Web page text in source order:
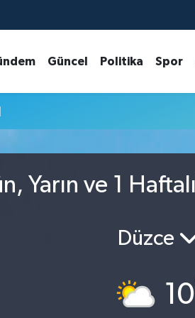
Güncel Politika Spor
Yarın ve 1
Düzce
10